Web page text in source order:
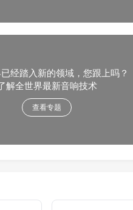
经踏入新的领域，您跟上吗？
解全世界最新音响技术
查看专题